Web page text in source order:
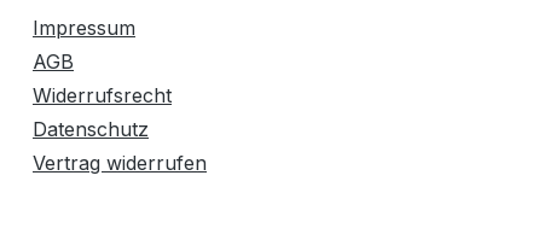
Impressum
AGB
Widerrufsrecht
Datenschutz
Vertrag widerrufen